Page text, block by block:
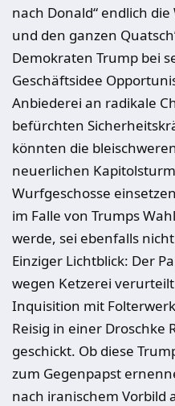
nach Donald“ endlich
und den ganzen
Demokraten Trump bei
Geschäftsidee
Anbiederei an radikale
befürchten
könnten die
neuerlichen
Wurfgeschosse
im Falle von Trumps
werde, sei ebenfalls
Einziger Lichtblick: Der
wegen Ketzerei
Inquisition mit
Reisig in einer Droschke
geschickt. Ob diese
zum Gegenpapst
nach iranischem Vorbild